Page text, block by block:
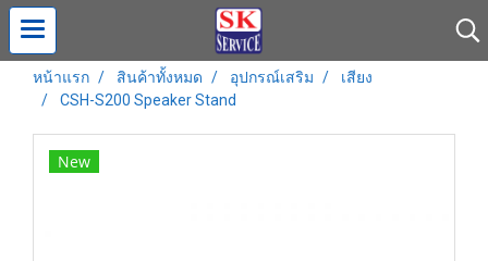
หน้าแรก สินค้าทั้งหมด อุปกรณ์เสริม
เสียง
CSH-S200 Speaker Stand
New